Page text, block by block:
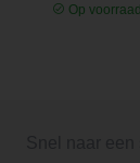
Op voorraad